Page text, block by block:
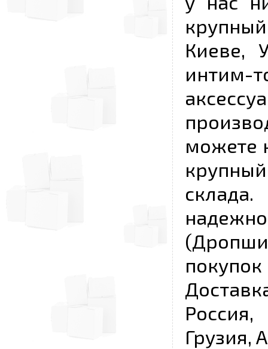
Киеве,
можете
Грузия,